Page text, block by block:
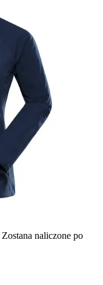
Zostana naliczone po